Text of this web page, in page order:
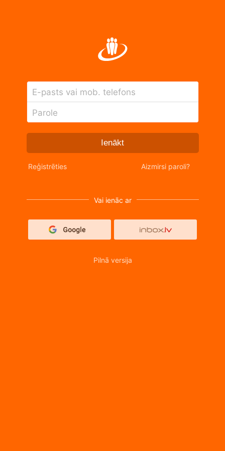
E-pasts vai mob. telefons
Parole
Ienākt
Reģistrēties Aizmirsi paroli?
Vai ienāc ar
Pilnā versija